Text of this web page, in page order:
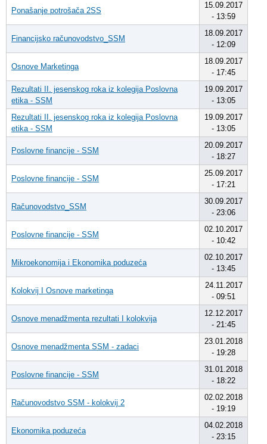
Ponašanje potrošača 2SS
15.09.2017
- 13:59
Financijsko računovodstvo_SSM
18.09.2017
- 12:09
Osnove Marketinga
18.09.2017
- 17:45
Rezultati II. jesenskog roka iz kolegija Poslovna
etika - SSM
19.09.2017
- 13:05
Rezultati II. jesenskog roka iz kolegija Poslovna
etika - SSM
19.09.2017
- 13:05
Poslovne financije - SSM
20.09.2017
- 18:27
Poslovne financije - SSM
25.09.2017
- 17:21
Računovodstvo_SSM
30.09.2017
- 23:06
Poslovne financije - SSM
02.10.2017
- 10:42
Mikroekonomija i Ekonomika poduzeća
02.10.2017
- 13:45
Kolokvij I Osnove marketinga
24.11.2017
- 09:51
Osnove menadžmenta rezultati I kolokvija
12.12.2017
- 21:45
Osnove menadžmenta SSM - zadaci
23.01.2018
- 19:28
Poslovne financije - SSM
31.01.2018
- 18:22
Računovodstvo SSM - kolokvij 2
02.02.2018
- 19:19
Ekonomika poduzeća
04.02.2018
- 23:15